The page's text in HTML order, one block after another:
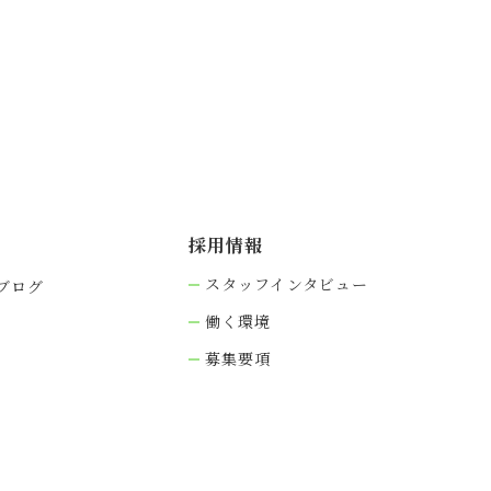
ログ
採⽤情報
スタッフインタビュー
働く環境
募集要項